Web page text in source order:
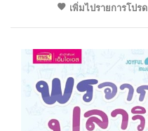
เพิ่มไปรายการโปรด